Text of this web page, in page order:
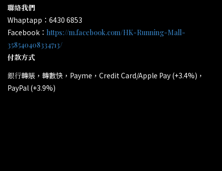
聯絡我們
Whaptapp：6430 6853
Facebook： https://m.facebook.com/HK-Running-Mall-
358540408334713/
付款方式
銀行轉賬，轉數快，Payme，Credit Card/Apple Pay (+3.4%)，
PayPal (+3.9%)